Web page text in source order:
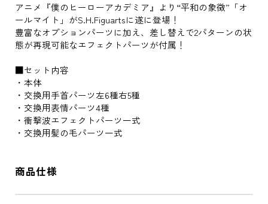
アニメ『僕のヒーローアカデミア』より“平和の象徴”「オ
ールマイト」がS.H.Figuartsに遂に登場！
豊富なオプションパーツに加え、差し替えで2パターンの状
態が再現可能なエフェクトパーツが付属！
■セット内容
・本体
・交換用手首パーツ左6種右5種
・交換用表情パーツ4種
・衝撃波エフェクトパーツ一式
・交換用髪の毛パーツ一式
商品仕様